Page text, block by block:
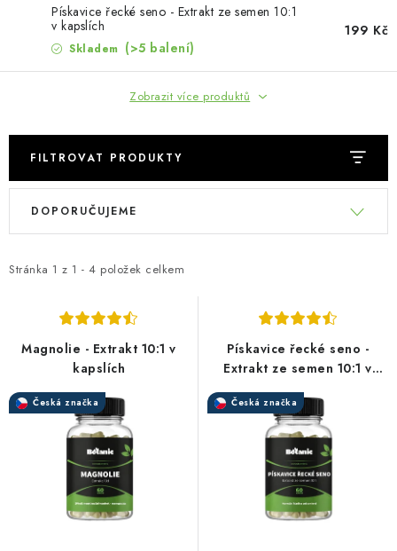
DOVOLENÁ
Recenze
Kontakty
Pískavice řecké seno - Extrakt ze semen 10:1
v kapslích
Skladem (>5 balení)
199 Kč
Zobrazit více produktů
FILTROVAT PRODUKTY
V
i
d
u
Stránka 1 z 1 - 4 položek celkem
Ř
e
o
d
DOPORUČUJEME
Magnolie - Extrakt 10:1 v
kapslích
Česká značka
Pískavice řecké seno -
Extrakt ze semen 10:1 v
kapslích
Česká značka